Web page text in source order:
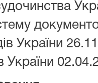
України
України